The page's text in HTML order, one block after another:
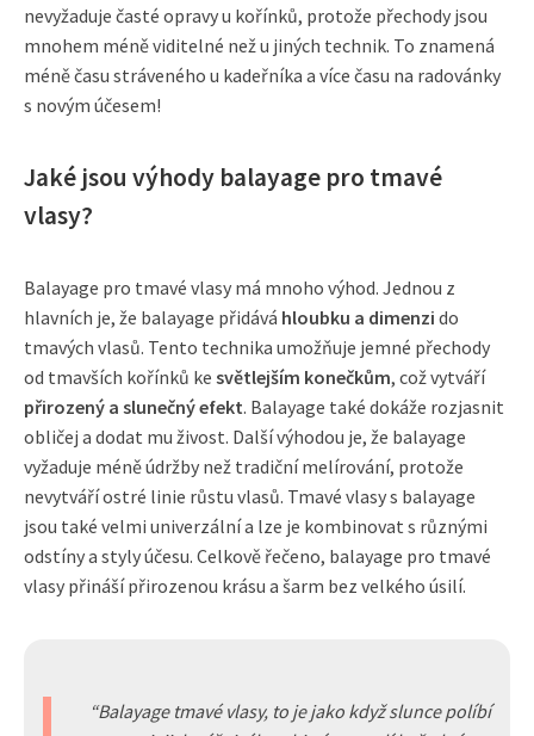
nevyžaduje časté opravy u kořínků, protože přechody jsou
mnohem méně viditelné než u jiných technik. To znamená
méně času stráveného u kadeřníka a více času na radovánky
s novým účesem!
Jaké jsou výhody balayage pro tmavé
vlasy?
Balayage pro tmavé vlasy má mnoho výhod. Jednou z
hlavních je, že balayage přidává hloubku a dimenzi do
tmavých vlasů. Tento technika umožňuje jemné přechody
od tmavších kořínků ke světlejším konečkům, což vytváří
přirozený a slunečný efekt. Balayage také dokáže rozjasnit
obličej a dodat mu živost. Další výhodou je, že balayage
vyžaduje méně údržby než tradiční melírování, protože
nevytváří ostré linie růstu vlasů. Tmavé vlasy s balayage
jsou také velmi univerzální a lze je kombinovat s různými
odstíny a styly účesu. Celkově řečeno, balayage pro tmavé
vlasy přináší přirozenou krásu a šarm bez velkého úsilí.
Balayage tmavé vlasy, to je jako když slunce políbí